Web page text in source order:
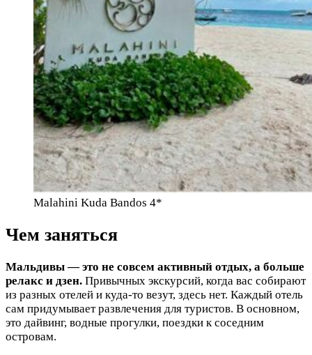
Malahini Kuda Bandos 4*
Чем заняться
Мальдивы — это не совсем активный отдых, а больше
релакс и дзен. Привычных экскурсий, когда вас собирают
из разных отелей и куда-то везут, здесь нет. Каждый отель
сам придумывает развлечения для туристов. В основном,
это дайвинг, водные прогулки, поездки к соседним
островам.